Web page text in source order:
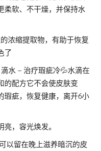
柔软、不干燥，并保持水
浓缩提取物，有助于恢复
了
滴水 – 治疗瑕疵冷💦水滴在
的配方它不会使皮肤变
瑕疵，恢复健康，离开6小
，容光焕发。
以留在晚上滋养暗沉的皮